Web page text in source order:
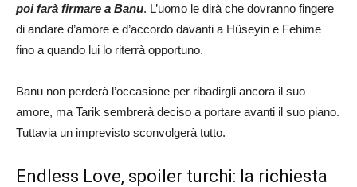
poi farà firmare a Banu. L’uomo le dirà che dovranno fingere
di andare d’amore e d’accordo davanti a Hüseyin e Fehime
fino a quando lui lo riterrà opportuno.
Banu non perderà l’occasione per ribadirgli ancora il suo
amore, ma Tarik sembrerà deciso a portare avanti il suo piano.
Tuttavia un imprevisto sconvolgerà tutto.
Endless Love, spoiler turchi: la richiesta